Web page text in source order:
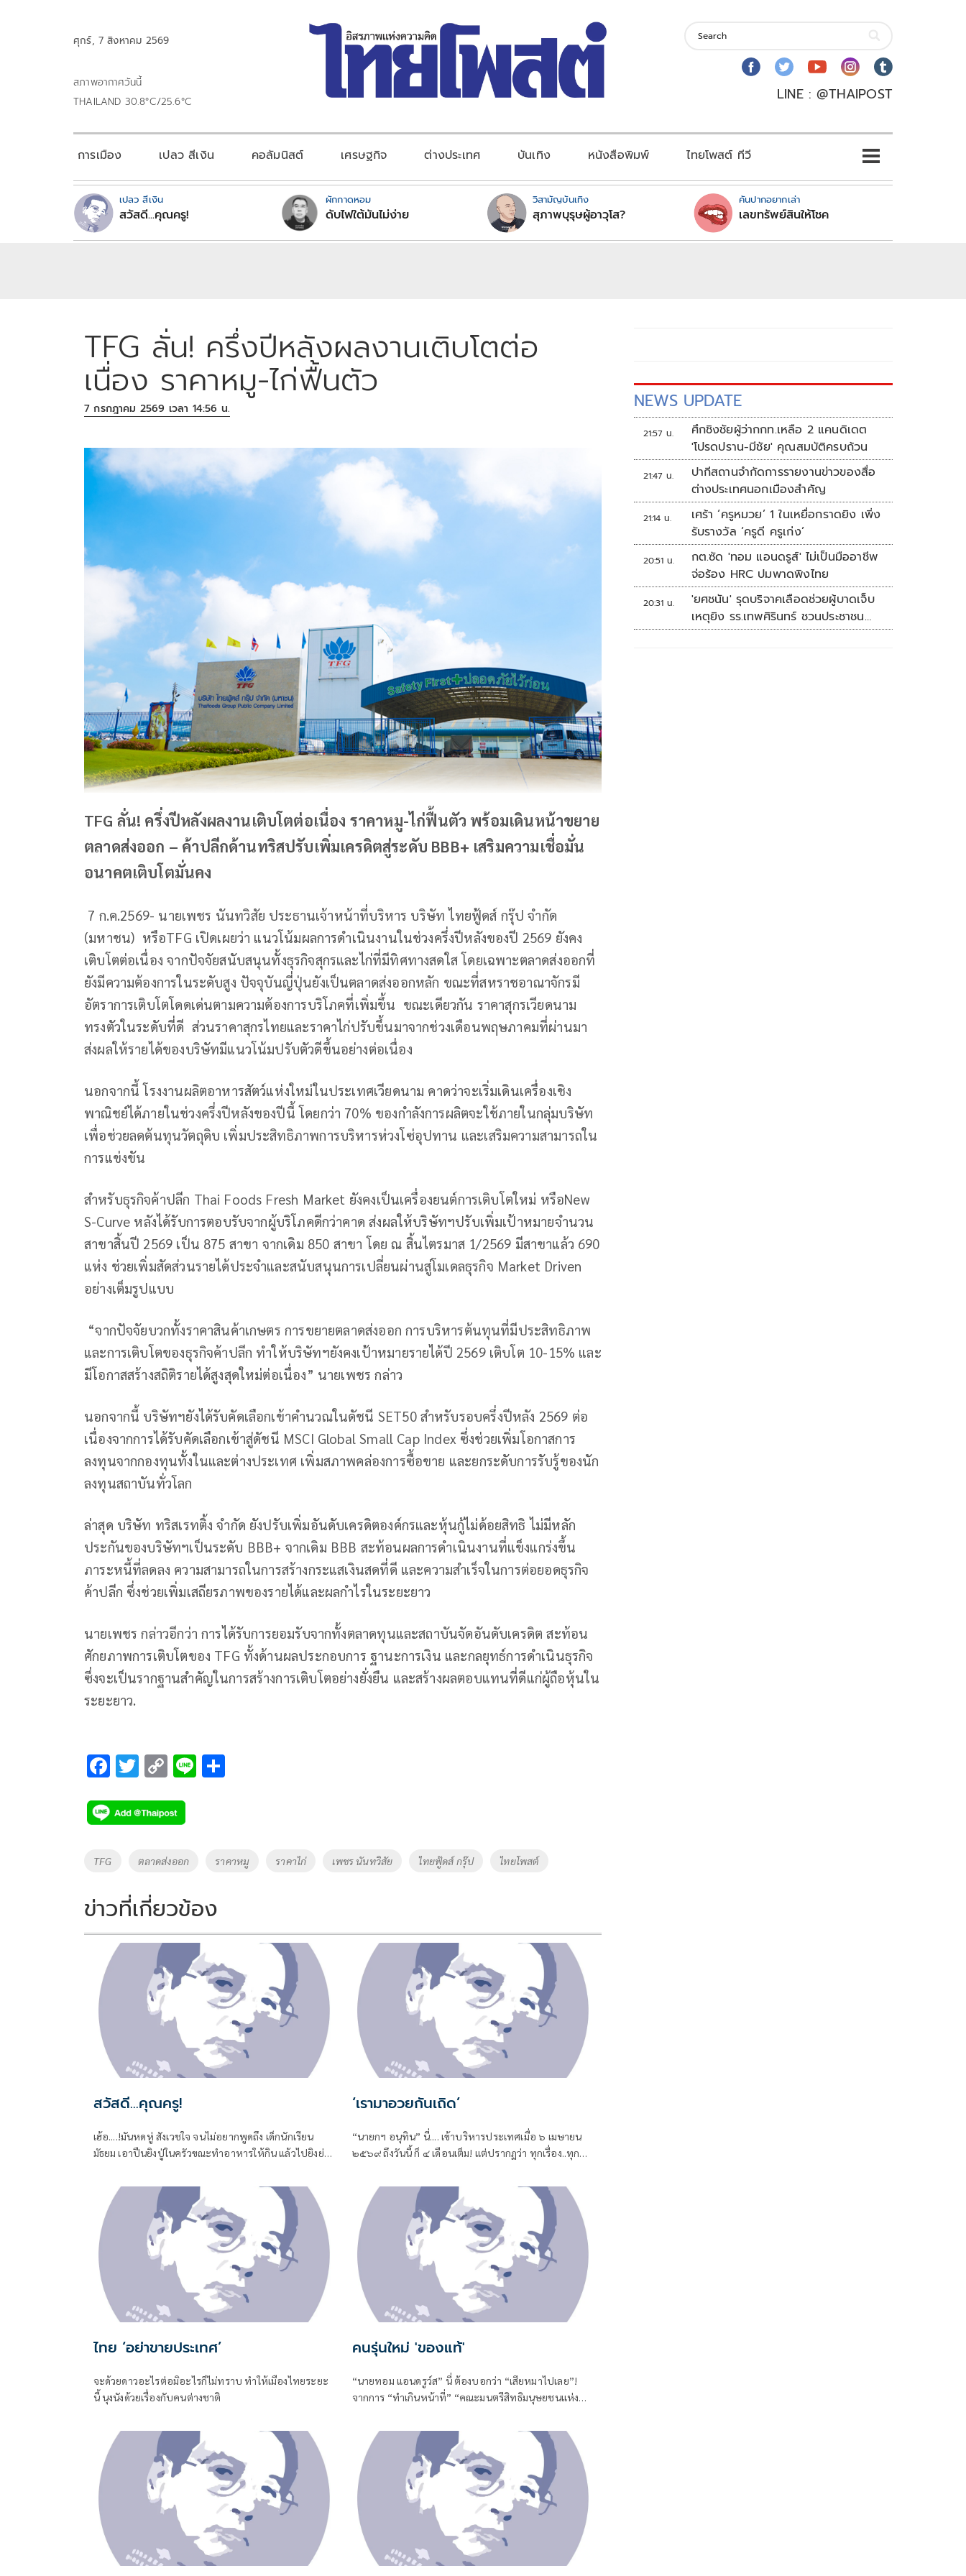
ศุกร์, 7 สิงหาคม 2569
สภาพอากาศวันนี้
THAILAND 30.8°C/25.6°C
LINE : @THAIPOST
การเมือง เปลว สีเงิน คอลัมนิสต์ เศรษฐกิจ ต่างประเทศ บันเทิง หนังสือพิมพ์ ไทยโพสต์ ทีวี
เปลว สีเงิน
สวัสดี...คุณครู!
ผักกาดหอม
ดับไฟใต้มันไม่ง่าย
วิสามัญบันเทิง
สุภาพบุรุษผู้อาวุโส?
คันปากอยากเล่า
เลขทรัพย์สินให้โชค
TFG ลั่น! ครึ่งปีหลังผลงานเติบโตต่อ
เนื่อง ราคาหมู-ไก่ฟื้นตัว
7 กรกฎาคม 2569 เวลา 14:56 น.
TFG ลั่น! ครึ่งปีหลังผลงานเติบโตต่อเนื่อง ราคาหมู-ไก่ฟื้นตัว พร้อมเดินหน้าขยาย
ตลาดส่งออก – ค้าปลีกด้านทริสปรับเพิ่มเครดิตสู่ระดับ BBB+ เสริมความเชื่อมั่น
อนาคตเติบโตมั่นคง
7 ก.ค.2569- นายเพชร นันทวิสัย ประธานเจ้าหน้าที่บริหาร บริษัท ไทยฟู้ดส์ กรุ๊ป จำกัด
(มหาชน) หรือTFG เปิดเผยว่า แนวโน้มผลการดำเนินงานในช่วงครึ่งปีหลังของปี 2569 ยังคง
เติบโตต่อเนื่อง จากปัจจัยสนับสนุนทั้งธุรกิจสุกรและไก่ที่มีทิศทางสดใส โดยเฉพาะตลาดส่งออกที่
ยังมีความต้องการในระดับสูง ปัจจุบันญี่ปุ่นยังเป็นตลาดส่งออกหลัก ขณะที่สหราชอาณาจักรมี
อัตราการเติบโตโดดเด่นตามความต้องการบริโภคที่เพิ่มขึ้น ขณะเดียวกัน ราคาสุกรเวียดนาม
ทรงตัวในระดับที่ดี ส่วนราคาสุกรไทยและราคาไก่ปรับขึ้นมาจากช่วงเดือนพฤษภาคมที่ผ่านมา
ส่งผลให้รายได้ของบริษัทมีแนวโน้มปรับตัวดีขึ้นอย่างต่อเนื่อง
นอกจากนี้ โรงงานผลิตอาหารสัตว์แห่งใหม่ในประเทศเวียดนาม คาดว่าจะเริ่มเดินเครื่องเชิง
พาณิชย์ได้ภายในช่วงครึ่งปีหลังของปีนี้ โดยกว่า 70% ของกำลังการผลิตจะใช้ภายในกลุ่มบริษัท
เพื่อช่วยลดต้นทุนวัตถุดิบ เพิ่มประสิทธิภาพการบริหารห่วงโซ่อุปทาน และเสริมความสามารถใน
การแข่งขัน
สำหรับธุรกิจค้าปลีก Thai Foods Fresh Market ยังคงเป็นเครื่องยนต์การเติบโตใหม่ หรือNew
S-Curve หลังได้รับการตอบรับจากผู้บริโภคดีกว่าคาด ส่งผลให้บริษัทฯปรับเพิ่มเป้าหมายจำนวน
สาขาสิ้นปี 2569 เป็น 875 สาขา จากเดิม 850 สาขา โดย ณ สิ้นไตรมาส 1/2569 มีสาขาแล้ว 690
แห่ง ช่วยเพิ่มสัดส่วนรายได้ประจำและสนับสนุนการเปลี่ยนผ่านสู่โมเดลธุรกิจ Market Driven
อย่างเต็มรูปแบบ
“จากปัจจัยบวกทั้งราคาสินค้าเกษตร การขยายตลาดส่งออก การบริหารต้นทุนที่มีประสิทธิภาพ
และการเติบโตของธุรกิจค้าปลีก ทำให้บริษัทฯยังคงเป้าหมายรายได้ปี 2569 เติบโต 10-15% และ
มีโอกาสสร้างสถิติรายได้สูงสุดใหม่ต่อเนื่อง” นายเพชร กล่าว
นอกจากนี้ บริษัทฯยังได้รับคัดเลือกเข้าคำนวณในดัชนี SET50 สำหรับรอบครึ่งปีหลัง 2569 ต่อ
เนื่องจากการได้รับคัดเลือกเข้าสู่ดัชนี MSCI Global Small Cap Index ซึ่งช่วยเพิ่มโอกาสการ
ลงทุนจากกองทุนทั้งในและต่างประเทศ เพิ่มสภาพคล่องการซื้อขาย และยกระดับการรับรู้ของนัก
ลงทุนสถาบันทั่วโลก
ล่าสุด บริษัท ทริสเรทติ้ง จำกัด ยังปรับเพิ่มอันดับเครดิตองค์กรและหุ้นกู้ไม่ด้อยสิทธิ ไม่มีหลัก
ประกันของบริษัทฯเป็นระดับ BBB+ จากเดิม BBB สะท้อนผลการดำเนินงานที่แข็งแกร่งขึ้น
ภาระหนี้ที่ลดลง ความสามารถในการสร้างกระแสเงินสดที่ดี และความสำเร็จในการต่อยอดธุรกิจ
ค้าปลีก ซึ่งช่วยเพิ่มเสถียรภาพของรายได้และผลกำไรในระยะยาว
นายเพชร กล่าวอีกว่า การได้รับการยอมรับจากทั้งตลาดทุนและสถาบันจัดอันดับเครดิต สะท้อน
ศักยภาพการเติบโตของ TFG ทั้งด้านผลประกอบการ ฐานะการเงิน และกลยุทธ์การดำเนินธุรกิจ
ซึ่งจะเป็นรากฐานสำคัญในการสร้างการเติบโตอย่างยั่งยืน และสร้างผลตอบแทนที่ดีแก่ผู้ถือหุ้นใน
ระยะยาว.
F
e
b
o
k
T
tt
er
C
p
y
Li
k
Li
Tags
TFG ตลาดส่งออก ราคาหมู ราคาไก่ เพชร นันทวิสัย ไทยฟู้ดส์ กรุ๊ป ไทยโพสต์
ข่าวที่เกี่ยวข้อง
สวัสดี...คุณครู!
เฮ้อ....!มันหดหู่ สังเวชใจ จนไม่อยากพูดถึง เด็กนักเรียน
มัธยม เอาปืนยิงปู่ในครัวขณะทำอาหารให้กิน แล้วไปยิงย่า
‘เรามาอวยกันเถิด’
“นายกฯ อนุทิน” นี่.... เข้าบริหารประเทศเมื่อ ๖ เมษายน
๒๕๖๙ ถึงวันนี้ ก็ ๔ เดือนเต็ม! แต่ปรากฏว่า ทุกเรื่อง..ทุก
ไทย ‘อย่าขายประเทศ’
จะด้วยดาวอะไรต่อมิอะไรก็ไม่ทราบ ทำให้เมืองไทยระยะ
นี้ นุงนังด้วยเรื่องกับคนต่างชาติ
คนรุ่นใหม่ 'ของแท้'
“นายทอม แอนดรูว์ส” นี่ ต้องบอกว่า “เสียหมาไปเลย”!
จากการ “ทำเกินหน้าที่” “คณะมนตรีสิทธิมนุษยชนแห่ง
NEWS UPDATE
21:57 น.
ศึกชิงชัยผู้ว่ากกท.เหลือ 2 แคนดิเดต
'โปรดปราน-มีชัย' คุณสมบัติครบถ้วน
21:47 น.
ปากีสถานจำกัดการรายงานข่าวของสื่อ
ต่างประเทศนอกเมืองสำคัญ
21:14 น.
เศร้า ‘ครูหมวย’ 1 ในเหยื่อกราดยิง เพิ่ง
รับรางวัล ‘ครูดี ครูเก่ง’
20:51 น.
กต.ซัด 'ทอม แอนดรูส์' ไม่เป็นมืออาชีพ
จ่อร้อง HRC ปมพาดพิงไทย
20:31 น.
'ยศชนัน' รุดบริจาคเลือดช่วยผู้บาดเจ็บ
เหตุยิง รร.เทพศิรินทร์ ชวนประชาชน
ร่วมบริจาค